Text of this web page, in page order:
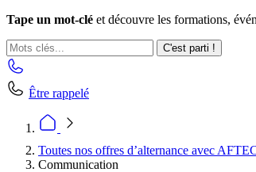
Tape un mot-clé et découvre les formations,
C'est parti !
Être rappelé
Toutes nos offres d’alternance avec
Communication